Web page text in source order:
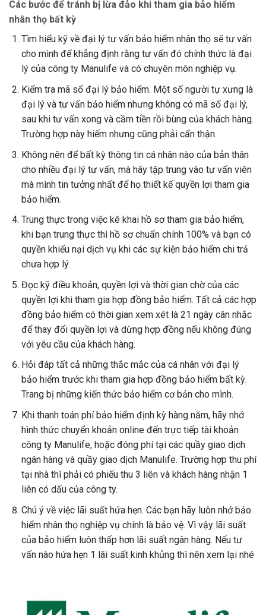
Các bước để tránh bị lừa đảo khi tham gia bảo hiểm
nhân thọ bất kỳ
Tìm hiểu kỹ về đại lý tư vấn bảo hiểm nhân thọ sẽ tư vấn
cho mình để khẳng định rằng tư vấn đó chính thức là đại
lý của công ty Manulife và có chuyên môn nghiệp vụ.
Kiểm tra mã số đại lý bảo hiểm. Một số người tự xưng là
đại lý và tư vấn bảo hiểm nhưng không có mã số đại lý,
sau khi tư vấn xong và cầm tiền rồi bùng của khách hàng.
Trường hợp này hiếm nhưng cũng phải cẩn thận.
Không nên để bất kỳ thông tin cá nhân nào của bản thân
cho nhiều đại lý tư vấn, mà hãy tập trung vào tư vấn viên
mà mình tin tưởng nhất để họ thiết kế quyền lợi tham gia
bảo hiểm.
Trung thực trong việc kê khai hồ sơ tham gia bảo hiểm,
khi bạn trung thực thì hồ sơ chuẩn chính 100% và bạn có
quyền khiếu nại dịch vụ khi các sự kiện bảo hiểm chi trả
chưa hợp lý.
Đọc kỹ điều khoản, quyền lợi và thời gian chờ của các
quyền lợi khi tham gia hợp đồng bảo hiểm. Tất cả các hợp
đồng bảo hiểm có thời gian xem xét là 21 ngày cân nhắc
để thay đổi quyền lợi và dừng hợp đồng nếu không đúng
với yêu cầu của khách hàng.
Hỏi đáp tất cả những thắc mắc của cá nhân với đại lý
bảo hiểm trước khi tham gia hợp đồng bảo hiểm bất kỳ.
Trang bị những kiến thức bảo hiểm cơ bản cho mình.
Khi thanh toán phí bảo hiểm định kỳ hàng năm, hãy nhớ
hình thức chuyển khoản online đến trực tiếp tài khoản
công ty Manulife, hoặc đóng phí tại các quầy giao dịch
ngân hàng và quầy giao dịch Manulife. Trường hợp thu phí
tại nhà thì phải có phiếu thu 3 liên và khách hàng nhận 1
liên có dấu của công ty.
Chú ý về việc lãi suất hứa hẹn. Các bạn hãy luôn nhớ bảo
hiểm nhân thọ nghiệp vụ chính là bảo vệ. Vì vậy lãi suất
của bảo hiểm luôn thấp hơn lãi suất ngân hàng. Nếu tư
vấn nào hứa hẹn 1 lãi suất kinh khủng thì nên xem lại nhé